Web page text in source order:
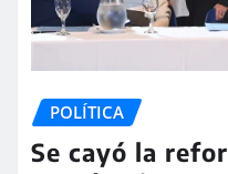
POLÍTICA
Se cayó la